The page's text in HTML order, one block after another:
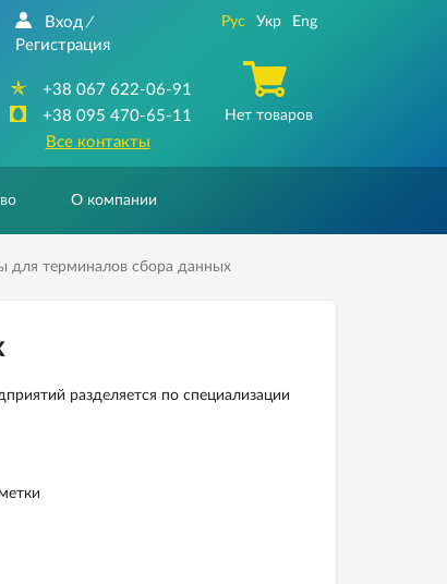
Вход /
Регистрация
+38 067 622-06-91
+38 095 470-65-11
Все контакты
Рус Укр Eng
Нет товаров
О компании
для терминалов сбора данных
разделяется по специализации